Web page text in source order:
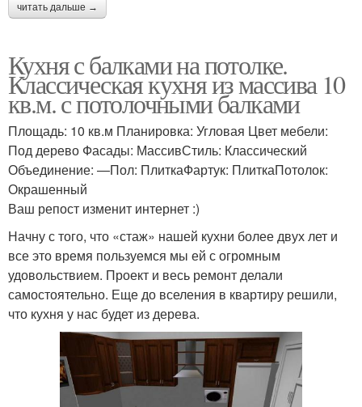
читать дальше →
Кухня с балками на потолке.
Классическая кухня из массива 10
кв.м. с потолочными балками
Площадь: 10 кв.м Планировка: Угловая Цвет мебели:
Под дерево Фасады: МассивСтиль: Классический
Объединение: —Пол: ПлиткаФартук: ПлиткаПотолок:
Окрашенный
Ваш репост изменит интернет :)
Начну с того, что «стаж» нашей кухни более двух лет и
все это время пользуемся мы ей с огромным
удовольствием. Проект и весь ремонт делали
самостоятельно. Еще до вселения в квартиру решили,
что кухня у нас будет из дерева.